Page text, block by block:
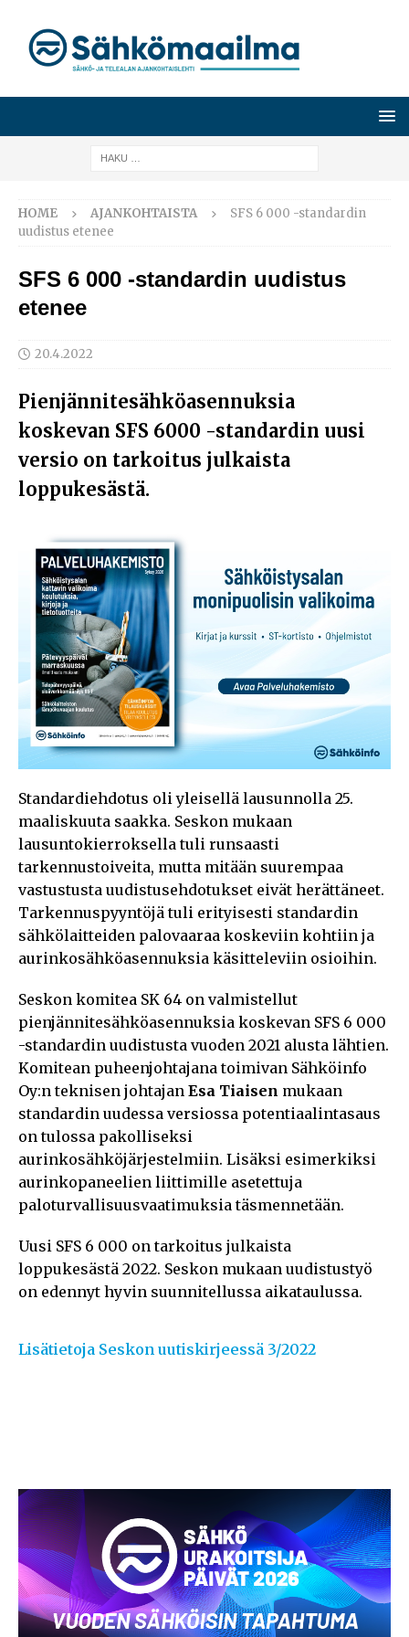
HOME AJANKOHTAISTA
SFS 6 000 -standardin
uudistus etenee
SFS 6 000 -standardin uudistus
etenee
20.4.2022
Pienjännitesähköasennuksia
koskevan SFS 6000 -standardin uusi
versio on tarkoitus julkaista
loppukesästä.
Standardiehdotus oli yleisellä lausunnolla 25.
maaliskuuta saakka. Seskon mukaan
lausuntokierroksella tuli runsaasti
tarkennustoiveita, mutta mitään suurempaa
vastustusta uudistusehdotukset eivät herättäneet.
Tarkennuspyyntöjä tuli erityisesti standardin
sähkölaitteiden palovaaraa koskeviin kohtiin ja
aurinkosähköasennuksia käsitteleviin osioihin.
Seskon komitea SK 64 on valmistellut
pienjännitesähköasennuksia koskevan SFS 6 000
-standardin uudistusta vuoden 2021 alusta lähtien.
Komitean puheenjohtajana toimivan Sähköinfo
Oy:n teknisen johtajan Esa Tiaisen mukaan
standardin uudessa versiossa potentiaalintasaus
on tulossa pakolliseksi
aurinkosähköjärjestelmiin. Lisäksi esimerkiksi
aurinkopaneelien liittimille asetettuja
paloturvallisuusvaatimuksia täsmennetään.
Uusi SFS 6 000 on tarkoitus julkaista
loppukesästä 2022. Seskon mukaan uudistustyö
on edennyt hyvin suunnitellussa aikataulussa.
Lisätietoja Seskon uutiskirjeessä 3/2022